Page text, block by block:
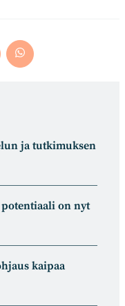
Opens
in
ja tutkimuksen
on nyt
kaipaa